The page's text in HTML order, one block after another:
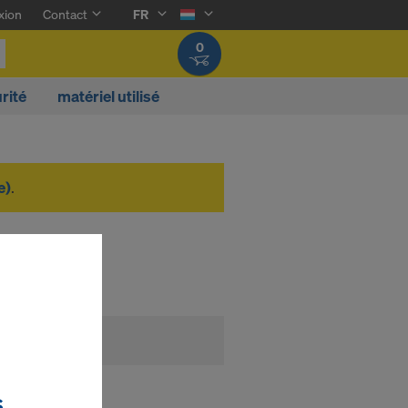
Contact
FR
0
matériel utilisé
.